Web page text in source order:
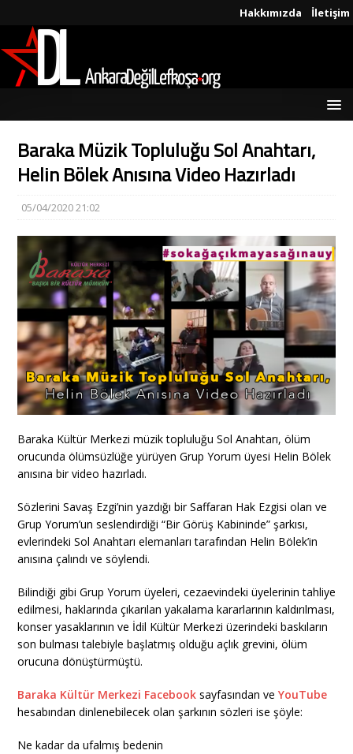
Hakkımızda İletişim
Baraka Müzik Topluluğu Sol Anahtarı,
Helin Bölek Anısına Video Hazırladı
05/04/2020 21:02
Baraka Kültür Merkezi müzik topluluğu Sol Anahtarı, ölüm
orucunda ölümsüzlüğe yürüyen Grup Yorum üyesi Helin Bölek
anısına bir video hazırladı.
Sözlerini Savaş Ezgi’nin yazdığı bir Saffaran Hak Ezgisi olan ve
Grup Yorum’un seslendirdiği “Bir Görüş Kabininde” şarkısı,
evlerindeki Sol Anahtarı elemanları tarafından Helin Bölek’in
anısına çalındı ve söylendi.
Bilindiği gibi Grup Yorum üyeleri, cezaevindeki üyelerinin tahliye
edilmesi, haklarında çıkarılan yakalama kararlarının kaldırılması,
konser yasaklarının ve İdil Kültür Merkezi üzerindeki baskıların
son bulması talebiyle başlatmış olduğu açlık grevini, ölüm
orucuna dönüştürmüştü.
Baraka Kültür Merkezi Facebook sayfasından ve YouTube
hesabından dinlenebilecek olan şarkının sözleri ise şöyle:
Ne kadar da ufalmış bedenin